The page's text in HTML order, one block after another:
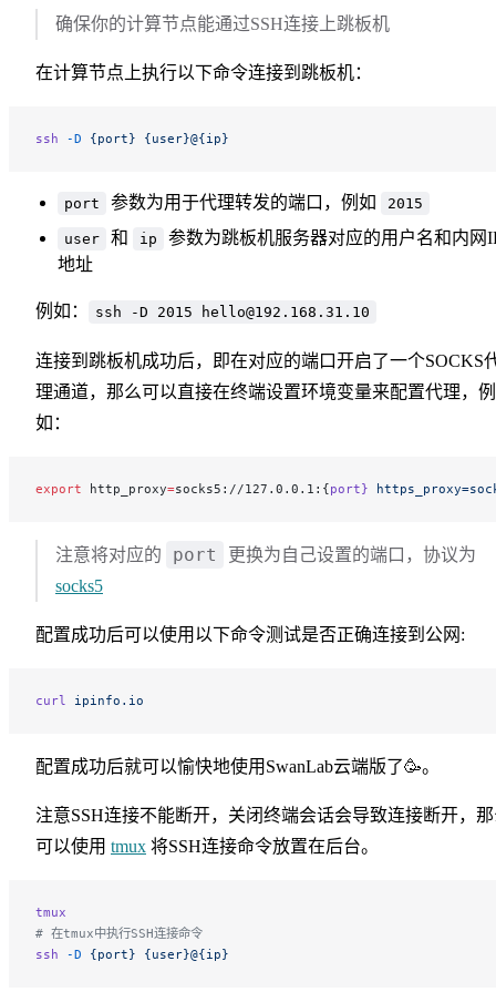
确保你的计算节点能通过SSH连接上跳板机
在计算节点上执行以下命令连接到跳板机：
ssh -D {port} {user}@{ip}
port 参数为用于代理转发的端口，例如 2015
user 和 ip
参数为跳板机服务器对应的用户名和内网
地址
例如： ssh -D 2015 hello@192.168.31.10
连接到跳板机成功后，即在对应的端口开启了一个SOCKS
理通道，那么可以直接在终端设置环境变量来配置代理，例
如：
export http_proxy=socks5://127.0.0.1:{port}
注意将对应的 port
更换为自己设置的端口，协议为
socks5
配置成功后可以使用以下命令测试是否正确连接到公网:
curl ipinfo.io
配置成功后就可以愉快地使用SwanLab云端版了🥳。
注意SSH连接不能断开，关闭终端会话会导致连接断开，
可以使用 tmux 将SSH连接命令放置在后台。
tmux
# 在tmux中执行SSH连接命令
ssh -D {port} {user}@{ip}